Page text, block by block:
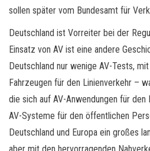
sollen später vom Bundesamt für
Deutschland ist Vorreiter bei der
Einsatz von AV ist eine andere
Deutschland nur wenige AV-Tests,
Fahrzeugen für den Linienverkehr –
die sich auf AV-Anwendungen für
AV-Systeme für den öffentlichen
Deutschland und Europa ein großes